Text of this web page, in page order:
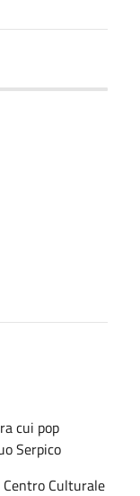
cui pop
Serpico
Culturale